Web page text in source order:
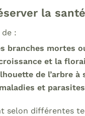
la
:
branches mortes
et la
de l’arbre à
et parasites
selon différentes